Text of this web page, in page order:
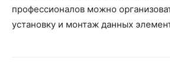
профессионалов можно
установку и монтаж данных